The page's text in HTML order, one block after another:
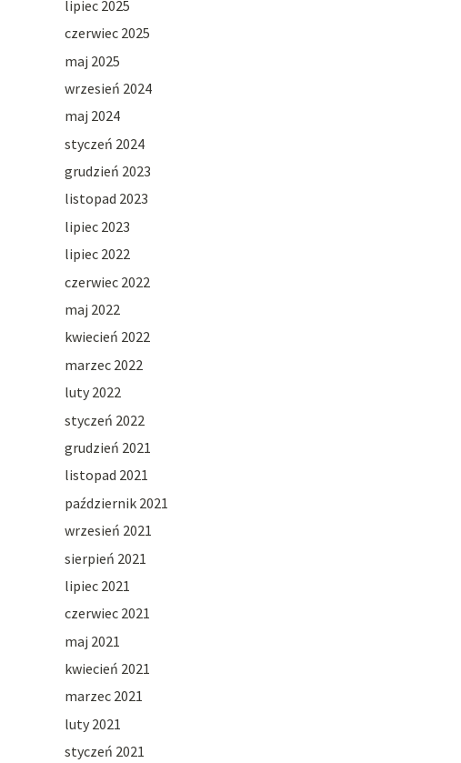
lipiec 2025
czerwiec 2025
maj 2025
wrzesień 2024
maj 2024
styczeń 2024
grudzień 2023
listopad 2023
lipiec 2023
lipiec 2022
czerwiec 2022
maj 2022
kwiecień 2022
marzec 2022
luty 2022
styczeń 2022
grudzień 2021
listopad 2021
październik 2021
wrzesień 2021
sierpień 2021
lipiec 2021
czerwiec 2021
maj 2021
kwiecień 2021
marzec 2021
luty 2021
styczeń 2021